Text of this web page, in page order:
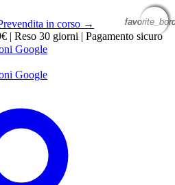
in corso →
| Reso 30 giorni | Pagamento sicuro
Google
Google